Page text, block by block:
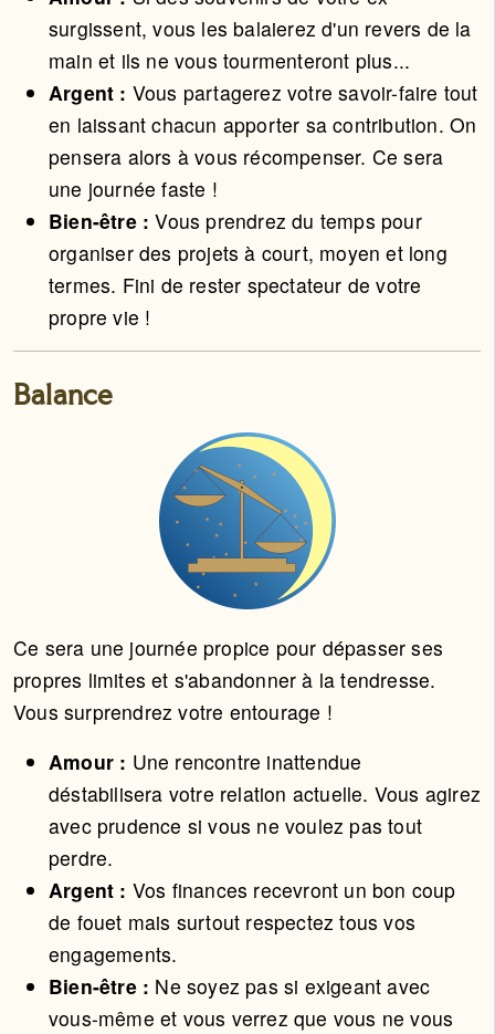
surgissent, vous les balaierez d'un revers de la
main et ils ne vous tourmenteront plus...
Argent : Vous partagerez votre savoir-faire tout
en laissant chacun apporter sa contribution. On
pensera alors à vous récompenser. Ce sera
une journée faste !
Bien-être :Vous prendrez du temps pour
organiser des projets à court, moyen et long
termes. Fini de rester spectateur de votre
propre vie !
Balance
Ce sera une journée propice pour dépasser ses
propres limites et s'abandonner à la tendresse.
Vous surprendrez votre entourage !
Amour : Une rencontre inattendue
déstabilisera votre relation actuelle. Vous agirez
avec prudence si vous ne voulez pas tout
perdre.
Argent : Vos finances recevront un bon coup
de fouet mais surtout respectez tous vos
engagements.
Bien-être : Ne soyez pas si exigeant avec
vous-même et vous verrez que vous ne vous